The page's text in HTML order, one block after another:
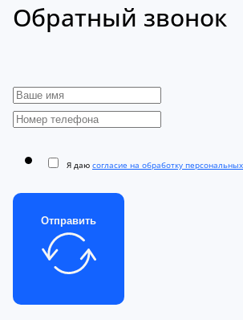
Обратный звонок
Я даю согласие на обработку
Отправить